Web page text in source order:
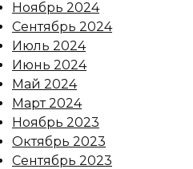
Ноябрь 2024
Сентябрь 2024
Июль 2024
Июнь 2024
Май 2024
Март 2024
Ноябрь 2023
Октябрь 2023
Сентябрь 2023